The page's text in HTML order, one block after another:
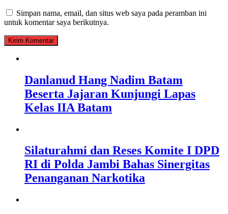
Simpan nama, email, dan situs web saya pada peramban ini
untuk komentar saya berikutnya.
Danlanud Hang Nadim Batam
Beserta Jajaran Kunjungi Lapas
Kelas IIA Batam
Silaturahmi dan Reses Komite I DPD
RI di Polda Jambi Bahas Sinergitas
Penanganan Narkotika